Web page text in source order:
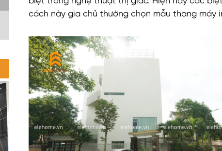
cách này gia chủ thường chọn mẫu thang máy